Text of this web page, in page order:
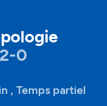
0
, Temps partiel